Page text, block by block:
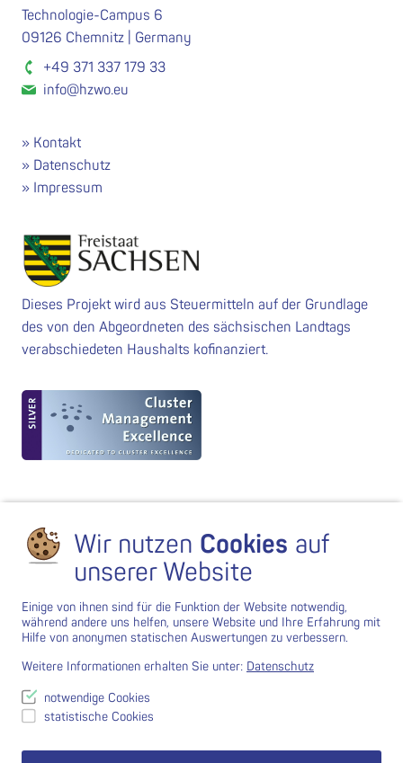
Technologie-Campus 6
09126 Chemnitz | Germany
+49 371 337 179 33
info@hzwo.eu
Kontakt
Datenschutz
Impressum
Dieses Projekt wird aus Steuermitteln auf der Grundlage
des von den Abgeordneten des sächsischen Landtags
verabschiedeten Haushalts kofinanziert.
Wir nutzen Cookies auf
unserer Website
Einige von ihnen sind für die Funktion der Website notwendig,
während andere uns helfen, unsere Website und Ihre Erfahrung mit
Hilfe von anonymen statischen Auswertungen zu verbessern.
Weitere Informationen erhalten Sie unter: Datenschutz
notwendige Cookies
statistische Cookies